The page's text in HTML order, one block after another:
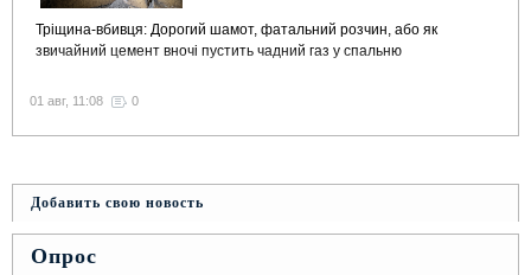
Тріщина-вбивця: Дорогий шамот, фатальний розчин, або як
звичайний цемент вночі пустить чадний газ у спальню
01 авг, 11:08 0
Добавить свою новость
Опрос